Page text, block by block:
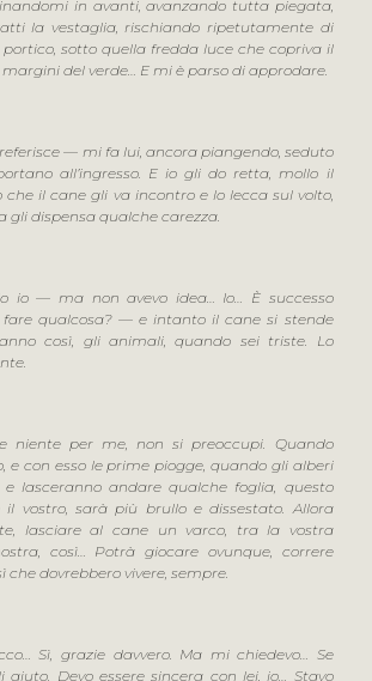
in avanti, avanzando tutta piegata,
la vestaglia, rischiando ripetutamente di
sotto quella fredda luce che copriva il
del verde… E mi è parso di approdare.
— mi fa lui, ancora piangendo, seduto
all’ingresso. E io gli do retta, mollo il
che il cane gli va incontro e lo lecca sul volto,
gli dispensa qualche carezza.
io — ma non avevo idea… Io… È successo
fare qualcosa? — e intanto il cane si stende
così, gli animali, quando sei triste. Lo
niente per me, non si preoccupi. Quando
e con esso le prime piogge, quando gli alberi
lasceranno andare qualche foglia, questo
il vostro, sarà più brullo e dissestato. Allora
lasciare al cane un varco, tra la vostra
così… Potrà giocare ovunque, correre
che dovrebbero vivere, sempre.
Sì, grazie davvero. Ma mi chiedevo… Se
aiuto. Devo essere sincera con lei, io… Stavo